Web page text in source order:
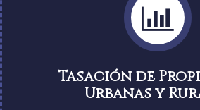
Tasación de
Urbanas y